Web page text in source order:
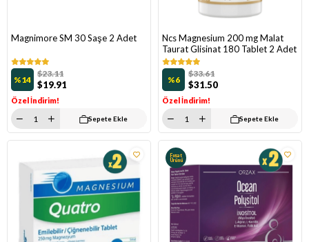
Magnimore SM 30 Saşe 2 Adet
%14 $19.91
$23.11
Özel İndirim!
Sepete Ekle
Ncs Magnesium 200 mg Malat
Taurat Glisinat 180 Tablet 2 Adet
%6 $31.50
$33.61
Özel İndirim!
Sepete Ekle
Fırsat
Ürünü